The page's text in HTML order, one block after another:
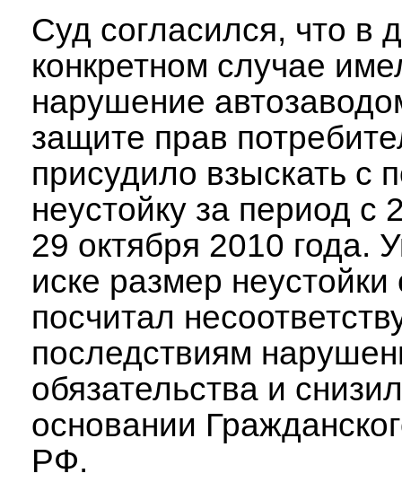
Суд согласился, что в
конкретном случае
нарушение
защите прав
присудило взыскать с
неустойку за период с
29 октября 2010 года.
иске размер неустойки
посчитал
последствиям
обязательства и
основании
РФ.